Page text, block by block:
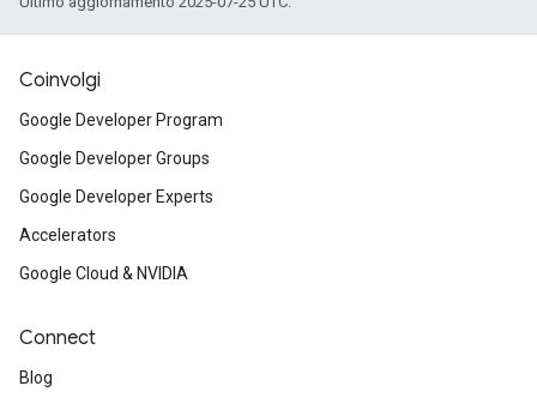
Coinvolgi
Google Developer Program
Google Developer Groups
Google Developer Experts
Accelerators
Google Cloud & NVIDIA
Connect
Blog